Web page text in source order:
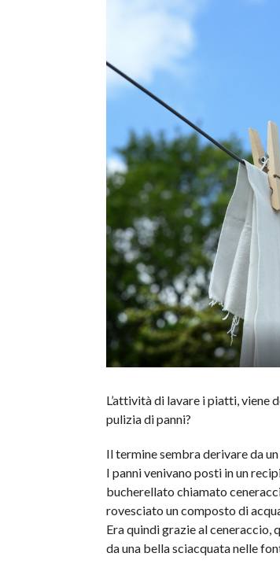
L’attività di lavare i piatti, viene
pulizia di panni?
Il termine sembra derivare da
I panni venivano posti in un
bucherellato chiamato
rovesciato un composto di
Era quindi grazie al ceneraccio,
da una bella sciacquata nelle